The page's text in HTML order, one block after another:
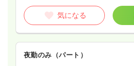
気になる
夜勤のみ（パート）